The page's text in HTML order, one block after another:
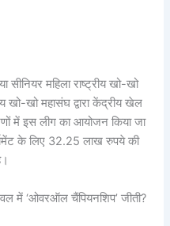
महिला राष्ट्रीय खो-खो
खो-खो महासंघ द्वारा केंद्रीय खेल
में इस लीग का आयोजन किया जा
के लिए 32.25 लाख रुपये की
में ‘ओवरऑल चैंपियनशिप’ जीती?